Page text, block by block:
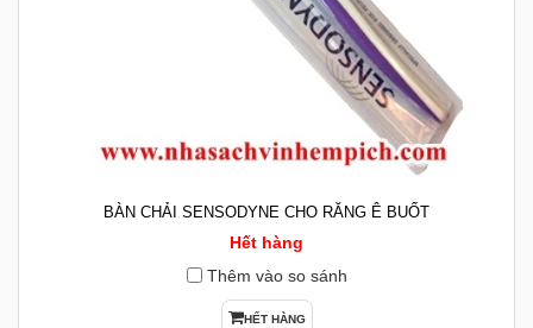
BÀN CHẢI SENSODYNE CHO RĂNG Ê BUỐT
Hết hàng
Thêm vào so sánh
HẾT HÀNG